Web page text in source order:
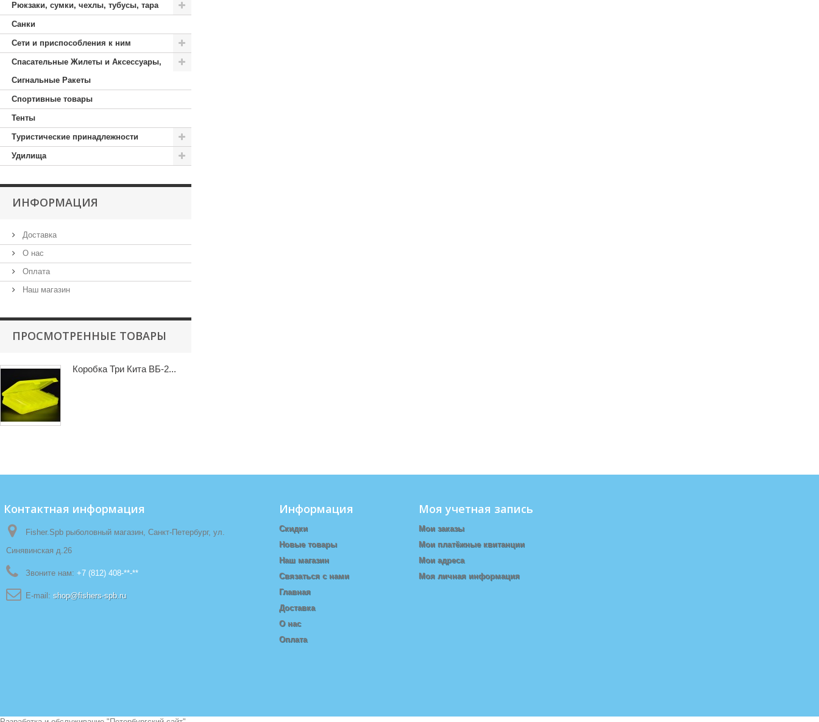
Рюкзаки, сумки, чехлы, тубусы, тара
Санки
Сети и приспособления к ним
Спасательные Жилеты и Аксессуары,
Сигнальные Ракеты
Спортивные товары
Тенты
Туристические принадлежности
Удилища
ИНФОРМАЦИЯ
Доставка
О нас
Оплата
Наш магазин
ПРОСМОТРЕННЫЕ ТОВАРЫ
Коробка Три Кита ВБ-2...
Контактная информация
Fisher.Spb рыболовный магазин, Санкт-Петербург, ул.
Синявинская д.26
Звоните нам: +7 (812) 408-**-**
E-mail: shop@fishers-spb.ru
Информация
Скидки
Новые товары
Наш магазин
Связаться с нами
Главная
Доставка
О нас
Оплата
Моя учетная запись
Мои заказы
Мои платёжные квитанции
Мои адреса
Моя личная информация